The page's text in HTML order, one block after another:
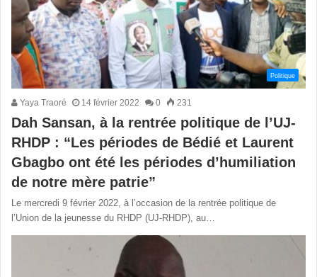
Politique
Yaya Traoré 14 février 2022 0 231
Dah Sansan, à la rentrée politique de l’UJ-
RHDP : “Les périodes de Bédié et Laurent
Gbagbo ont été les périodes d’humiliation
de notre mère patrie”
Le mercredi 9 février 2022, à l’occasion de la rentrée politique de
l’Union de la jeunesse du RHDP (UJ-RHDP), au…